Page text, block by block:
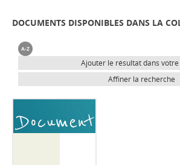
DOCUMENTS DISPONIBLES DANS LA
Ajouter le résultat dans
Affiner la recherche